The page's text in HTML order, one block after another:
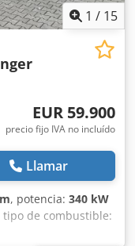
1 / 15
EUR 59.900
precio fijo IVA no incluído
Llamar
, potencia: 340 kW
tipo de combustible: